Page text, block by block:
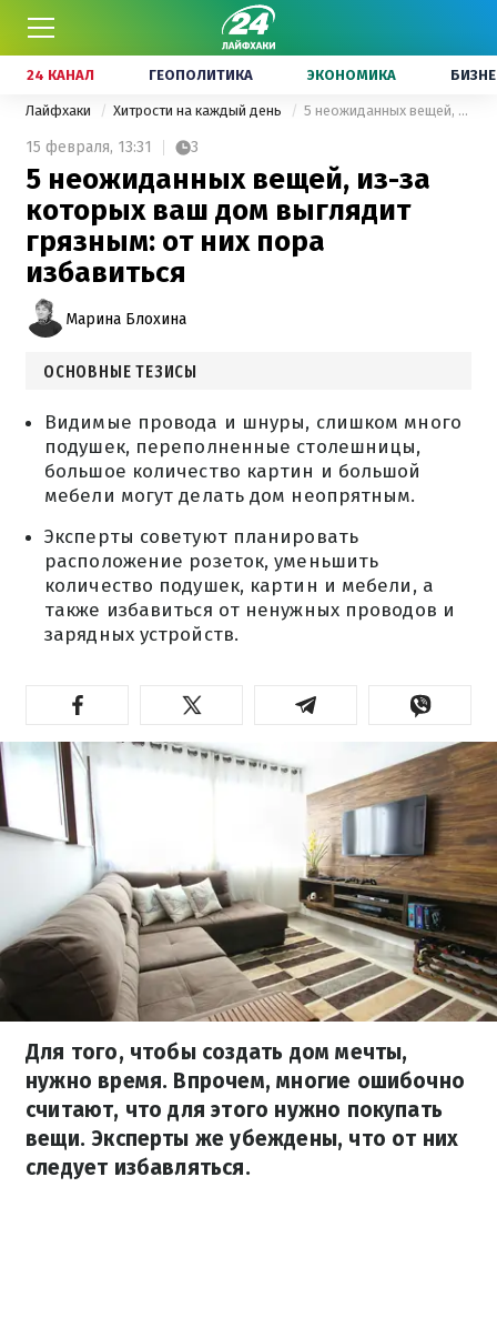
24 КАНАЛ ГЕОПОЛИТИКА ЭКОНОМИКА
Лайфхаки Хитрости на каждый день 5 неожиданных вещей, из-за которых ваш дом выглядит грязным: от них пора избавиться
15 февраля, 13:31 3
5 неожиданных вещей, из-за
которых ваш дом выглядит
грязным: от них пора
избавиться
Марина Блохина
ОСНОВНЫЕ ТЕЗИСЫ
Видимые провода и шнуры, слишком много
подушек, переполненные столешницы,
большое количество картин и большой
мебели могут делать дом неопрятным.
Эксперты советуют планировать
расположение розеток, уменьшить
количество подушек, картин и мебели, а
также избавиться от ненужных проводов и
зарядных устройств.
Для того, чтобы создать дом мечты,
нужно время. Впрочем, многие ошибочно
считают, что для этого нужно покупать
вещи. Эксперты же убеждены, что от них
следует избавляться.